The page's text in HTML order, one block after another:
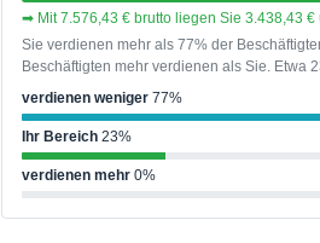
➡ Mit 7.576,43 € brutto liegen Sie 3.438,43
Sie verdienen mehr als 77% der
Beschäftigten mehr verdienen als Sie. Etwa
verdienen weniger 77%
Ihr Bereich 23%
verdienen mehr 0%